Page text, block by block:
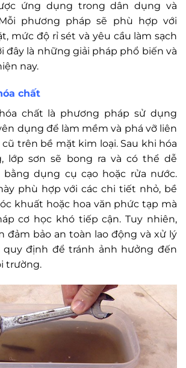
ứng dụng trong dân dụng và
phương pháp sẽ phù hợp với
mức độ rỉ sét và yêu cầu làm sạch
đây là những giải pháp phổ biến và
nay.
chất
chất là phương pháp sử dụng
dụng để làm mềm và phá vỡ liên
trên bề mặt kim loại. Sau khi hóa
lớp sơn sẽ bong ra và có thể dễ
bằng dụng cụ cạo hoặc rửa nước.
phù hợp với các chi tiết nhỏ, bề
khuất hoặc hoa văn phức tạp mà
cơ học khó tiếp cận. Tuy nhiên,
đảm bảo an toàn lao động và xử lý
quy định để tránh ảnh hưởng đến
trường.